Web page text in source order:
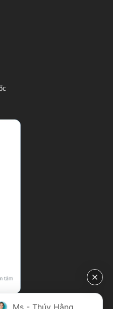
Flower| Design bởi
Ms - Thúy Hằng